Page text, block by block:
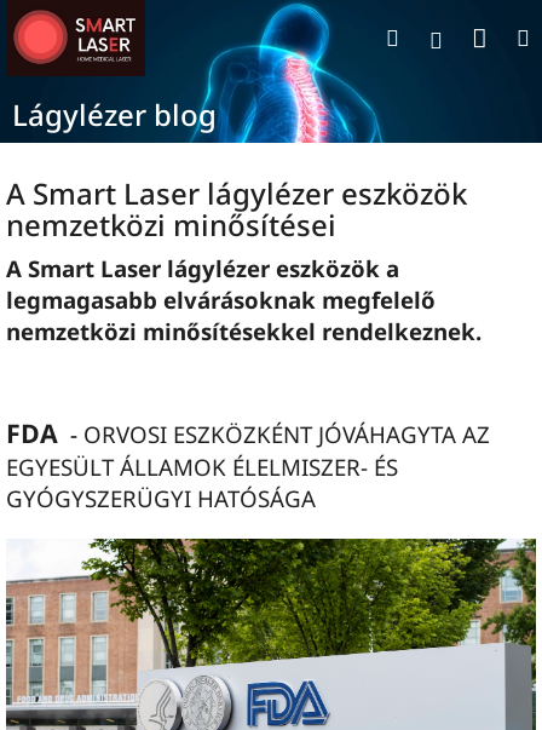
Ugrás
tartalomhoz
Keresés
Lágylézer blog
A Smart Laser lágylézer eszközök
nemzetközi minősítései
A Smart Laser lágylézer eszközök a
legmagasabb elvárásoknak megfelelő
nemzetközi minősítésekkel rendelkeznek.
FDA - ORVOSI ESZKÖZKÉNT JÓVÁHAGYTA AZ
EGYESÜLT ÁLLAMOK ÉLELMISZER- ÉS
GYÓGYSZERÜGYI HATÓSÁGA